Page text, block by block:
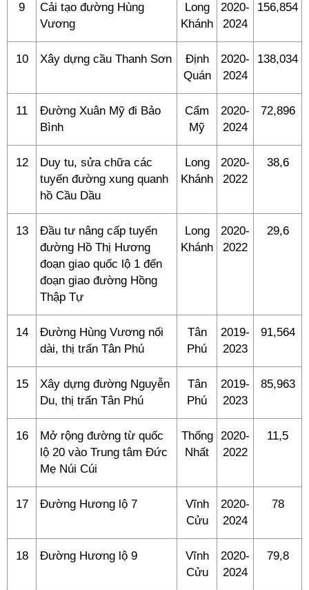
9
Cải tạo đường Hùng
Vương
Long
Khánh
2020-
2024
156,854
10 Xây dựng cầu Thanh Sơn
Định
Quán
2020-
2024
138,034
11
Đường Xuân Mỹ đi Bảo
Bình
Cẩm
Mỹ
2020-
2024
72,896
12
Duy tu, sửa chữa các
tuyến đường xung quanh
hồ Cầu Dầu
Long
Khánh
2020-
2022
38,6
13
Đầu tư nâng cấp tuyến
đường Hồ Thị Hương
đoạn giao quốc lộ 1 đến
đoạn giao đường Hồng
Thập Tự
Long
Khánh
2020-
2022
29,6
14
Đường Hùng Vương nối
dài, thị trấn Tân Phú
Tân
Phú
2019-
2023
91,564
15
Xây dựng đường Nguyễn
Du, thị trấn Tân Phú
Tân
Phú
2019-
2023
85,963
16
Mở rộng đường từ quốc
lộ 20 vào Trung tâm Đức
Mẹ Núi Cúi
Thống
Nhất
2020-
2022
11,5
17 Đường Hương lộ 7
Vĩnh
Cửu
2020-
2024
78
18 Đường Hương lộ 9
Vĩnh
Cửu
2020-
2024
79,8